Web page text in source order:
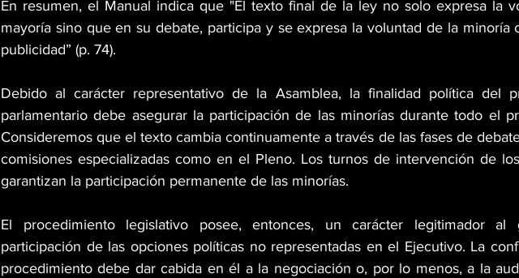
En resumen, el Manual indica que "El texto final de la ley no solo expresa la
mayoría sino que en su debate, participa y se expresa la voluntad de la minoría
publicidad” (p. 74).
Debido al carácter representativo de la Asamblea, la finalidad política del
parlamentario debe asegurar la participación de las minorías durante todo el
Consideremos que el texto cambia continuamente a través de las fases de
comisiones especializadas como en el Pleno. Los turnos de intervención de
garantizan la participación permanente de las minorías.
El procedimiento legislativo posee, entonces, un carácter legitimador al
participación de las opciones políticas no representadas en el Ejecutivo. La
procedimiento debe dar cabida en él a la negociación o, por lo menos, a la